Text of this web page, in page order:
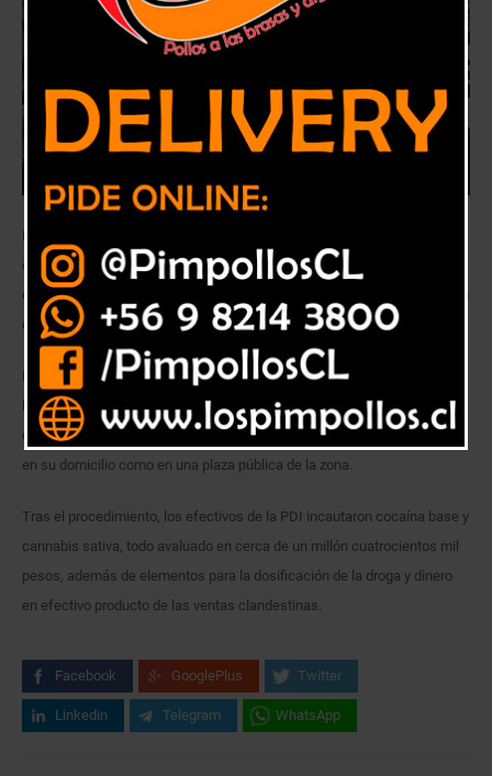
Detectives de la Brigada de Investigación Criminal Quilpué de la Policía
de Investigaciones de Chile, lograron desbaratar un foco de microtráfico
en el sector de Belloto Sur tras la detención de M.A.G.G. (48) por el delito
de infracción a la Ley 20.000.
El sujeto, quien registra antecedentes policiales por los ilícitos de robo,
hurto e infracción a la ley de drogas, se dedicaba a adquirir diversas
cantidades de sustancias prohibidas, las que dosificaba y vendía tanto
en su domicilio como en una plaza pública de la zona.
Tras el procedimiento, los efectivos de la PDI incautaron cocaína base y
cannabis sativa, todo avaluado en cerca de un millón cuatrocientos mil
pesos, además de elementos para la dosificación de la droga y dinero
en efectivo producto de las ventas clandestinas.
Facebook GooglePlus Twitter
Linkedin Telegram WhatsApp